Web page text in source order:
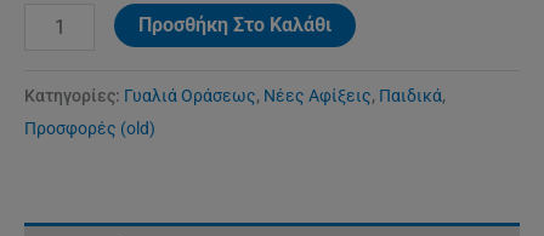
Προσθήκη Στο Καλάθι
Κατηγορίες: Γυαλιά Οράσεως, Νέες Αφίξεις, Παιδικά,
Προσφορές (old)